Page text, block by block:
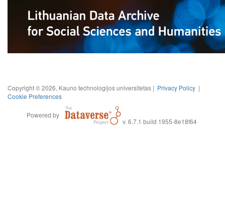
Copyright © 2026, Kauno technologijos universitetas | Privacy Policy |
Cookie Preferences
Powered by
v. 6.7.1 build 1955-8e18f64